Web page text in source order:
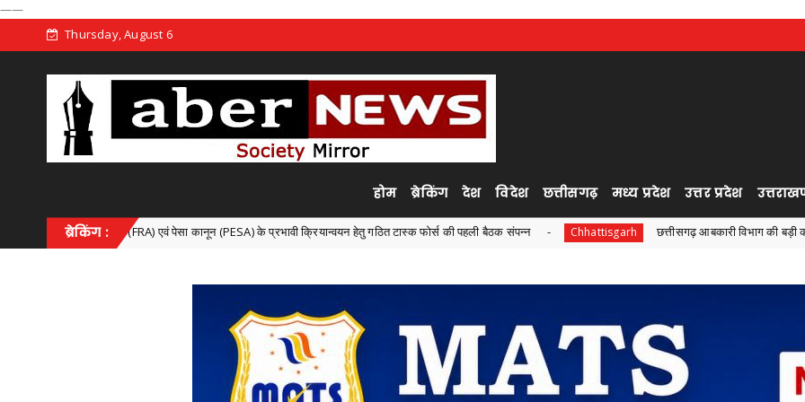
——
Thursday, August 6
होम ब्रेकिंग देश विदेश छत्तीसगढ़ मध्य प्रदेश उत्तर प्रदेश
ब्रेकिंग :
(FRA) एवं पेसा कानून (PESA) के प्रभावी क्रियान्वयन हेतु गठित टास्क फोर्स की पहली बैठक संपन्न Chhattisgarh छत्तीसगढ़ आबकारी विभाग की बड़ी कार्रवाई, ओवररेटिंग